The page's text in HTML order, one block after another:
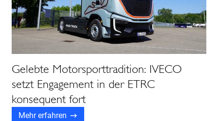
Gelebte Motorsporttradition: IVECO
setzt Engagement in der ETRC
konsequent fort
Mehr erfahren